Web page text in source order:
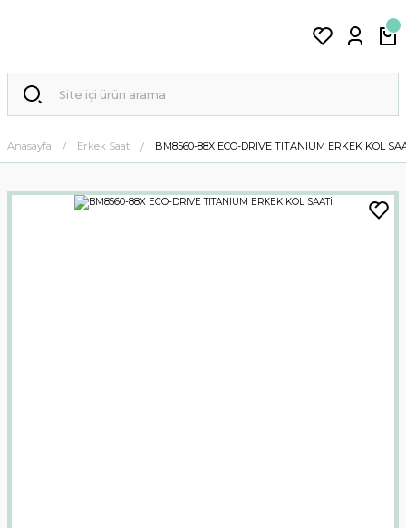
Anasayfa Erkek Saat BM8560-88X ECO-DRIVE TITANIUM ERKEK KOL